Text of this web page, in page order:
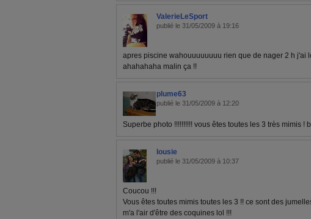
ValerieLeSport
publié le 31/05/2009 à 19:16
apres piscine wahouuuuuuuu rien que de nager 2 h j'ai
ahahahaha malin ça !!
plume63
publié le 31/05/2009 à 12:20
Superbe photo !!!!!!!!!! vous êtes toutes les 3 très mimis !
lousie
publié le 31/05/2009 à 10:37
Coucou !!!
Vous êtes toutes mimis toutes les 3 !! ce sont des
m'a l'air d'être des coquines lol !!!